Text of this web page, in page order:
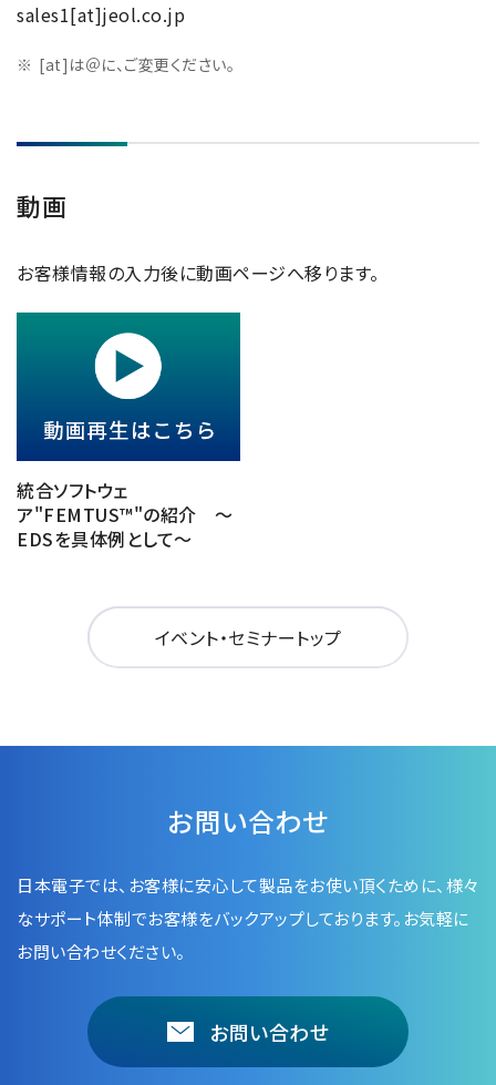
sales1[at]jeol.co.jp
[at]は＠に、ご変更ください。
動画
お客様情報の入力後に動画ページへ移ります。
統合ソフトウェ
ア"FEMTUS™"の紹介 ～
EDSを具体例として～
イベント・セミナートップ
お問い合わせ
日本電子では、お客様に安心して製品をお使い頂くために、様々
なサポート体制でお客様をバックアップしております。お気軽に
お問い合わせください。
お問い合わせ